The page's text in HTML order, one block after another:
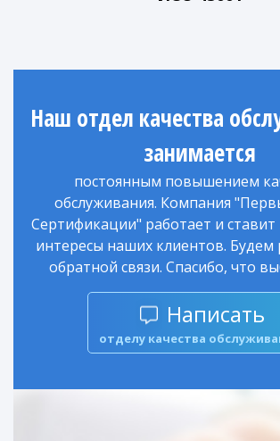
Наш отдел качества
занимается
постоянным повышением
обслуживания. Компания
Сертификации" работает и
интересы наших клиентов.
обратной связи. Спасибо, что
Написать
отделу качества